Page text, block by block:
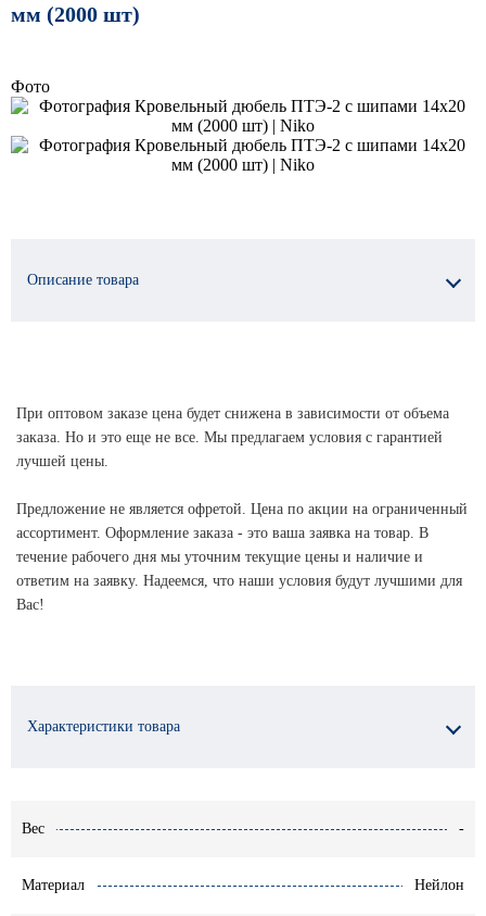
мм (2000 шт)
Фото
Описание товара
При оптовом заказе цена будет снижена в зависимости от объема
заказа. Но и это еще не все. Мы предлагаем условия с гарантией
лучшей цены.
Предложение не является офретой. Цена по акции на ограниченный
ассортимент. Оформление заказа - это ваша заявка на товар. В
течение рабочего дня мы уточним текущие цены и наличие и
ответим на заявку. Надеемся, что наши условия будут лучшими для
Вас!
Характеристики товара
Вес -
Материал Нейлон